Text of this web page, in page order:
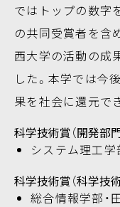
ではトップの数字
の共同受賞者を含
西大学の活動の成
した。本学では今
果を社会に還元で
科学技術賞（開発部
システム理工学
科学技術賞（科学技
総合情報学部・